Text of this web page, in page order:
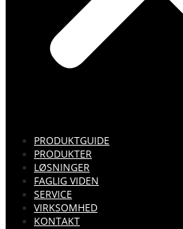
PRODUKTGUIDE
PRODUKTER
LØSNINGER
FAGLIG VIDEN
SERVICE
VIRKSOMHED
KONTAKT